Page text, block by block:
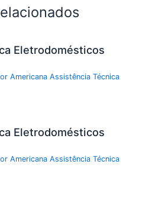
Eletrodomésticos
Americana Assistência Técnica
Eletrodomésticos
Americana Assistência Técnica